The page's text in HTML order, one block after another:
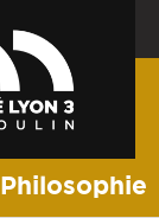
Philosophie